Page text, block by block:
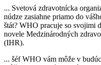
... Svetová zdravotnícka
núdze zasiahne priamo do
štát? WHO pracuje so svojimi
novele Medzinárodných
... šéf WHO vám môže v